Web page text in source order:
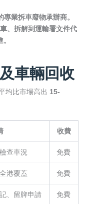
業拆車廢物承辦商。
、拆解到運輸署文件代
車輛回收
均比市場高出 15-
收費
查車況 免費
港覆蓋 免費
、留牌申請 免費